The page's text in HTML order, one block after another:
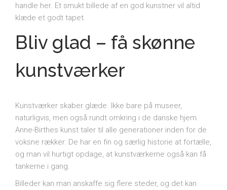
handle her. Et smukt billede af en god kunstner vil altid
klæde et godt tapet.
Bliv glad – få skønne
kunstværker
Kunstværker skaber glæde. Ikke bare på museer,
naturligvis, men også rundt omkring i de danske hjem.
Anne-Birthes kunst taler til alle generationer inden for de
voksne rækker. De har en fin og særlig historie at fortælle,
og man vil hurtigt opdage, at kunstværkerne også kan få
tankerne i gang.
Billeder kan man anskaffe sig flere steder, og det kan